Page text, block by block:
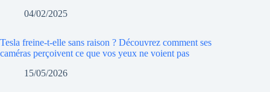
04/02/2025
Tesla freine-t-elle sans raison ? Découvrez comment ses
caméras perçoivent ce que vos yeux ne voient pas
15/05/2026